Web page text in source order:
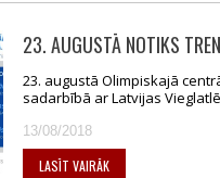
23. AUGUSTĀ NOTIKS
23. augustā Olimpiskajā
sadarbībā ar Latvijas
13/08/2018
LASĪT VAIRĀK